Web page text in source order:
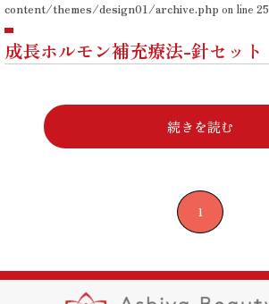
content/themes/design01/archive.php on line 25
成長ホルモン補充療法-針セット
続きを読む
1